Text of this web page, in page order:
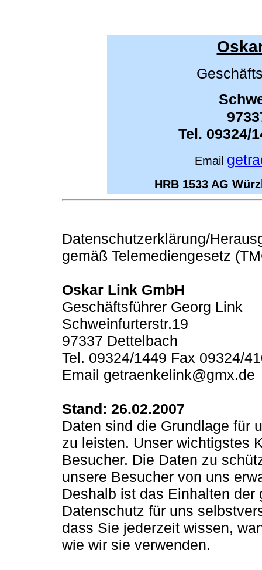
Tel. 09324/
Email
HRB 1533 AG
Datenschutzerklärung/
gemäß Telemediengesetz
Oskar Link GmbH
Geschäftsführer Georg Link
Schweinfurterstr.19
97337 Dettelbach
Tel. 09324/1449 Fax 09324/
Email getraenkelink@gmx.de
Stand: 26.02.2007
Daten sind die Grundlage für
zu leisten. Unser wichtigstes
Besucher. Die Daten zu
unsere Besucher von uns
Deshalb ist das Einhalten
Datenschutz für uns
dass Sie jederzeit wissen,
wie wir sie verwenden.